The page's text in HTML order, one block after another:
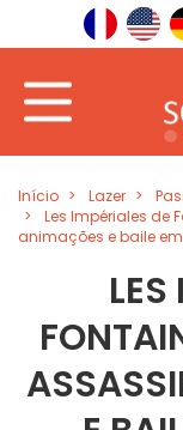
Início Lazer
Les Impériales de
animações e baile
LES